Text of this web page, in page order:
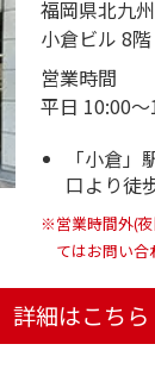
福岡県北九
小倉ビル 8階
営業時間
平日 10:00
「小倉
口より徒
※営業時間外(
てはお問い合
詳細はこちら